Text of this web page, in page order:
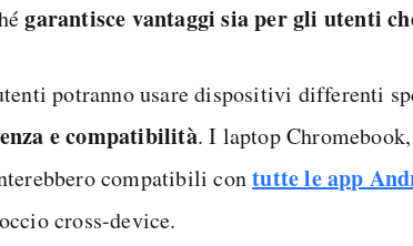
garantisce vantaggi sia per gli utenti
potranno usare dispositivi differenti
e compatibilità. I laptop
compatibili contutte le app
cross-device.